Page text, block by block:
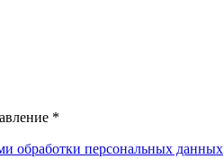
*
обработки персональных данных